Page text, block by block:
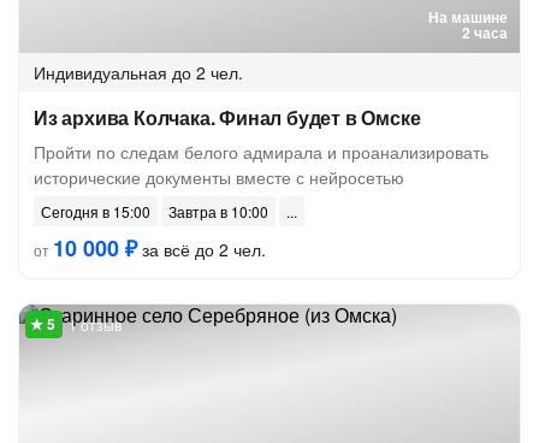
На машине
2 часа
Индивидуальная до 2 чел.
Из архива Колчака. Финал будет в Омске
Пройти по следам белого адмирала и проанализировать
исторические документы вместе с нейросетью
Сегодня в 15:00
Завтра в 10:00
от 10 000 ₽за всё до 2 чел.
1 отзыв